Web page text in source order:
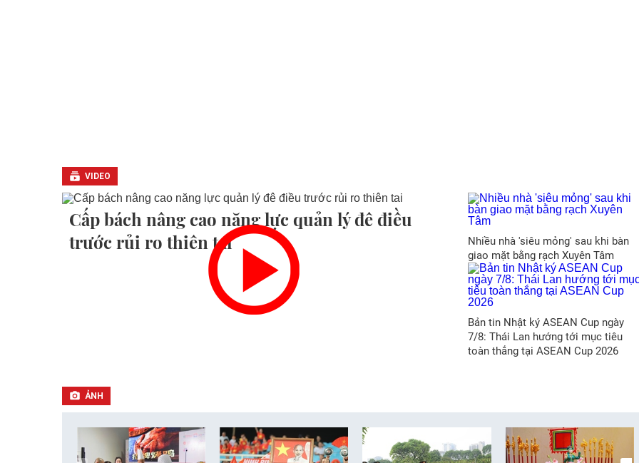
VIDEO
Cấp bách nâng cao năng lực quản lý đê điều
trước rủi ro thiên tai
Nhiều nhà 'siêu mỏng' sau khi bàn
giao mặt bằng rạch Xuyên Tâm
Bản tin Nhật ký ASEAN Cup ngày
7/8: Thái Lan hướng tới mục tiêu
toàn thắng tại ASEAN Cup 2026
ẢNH